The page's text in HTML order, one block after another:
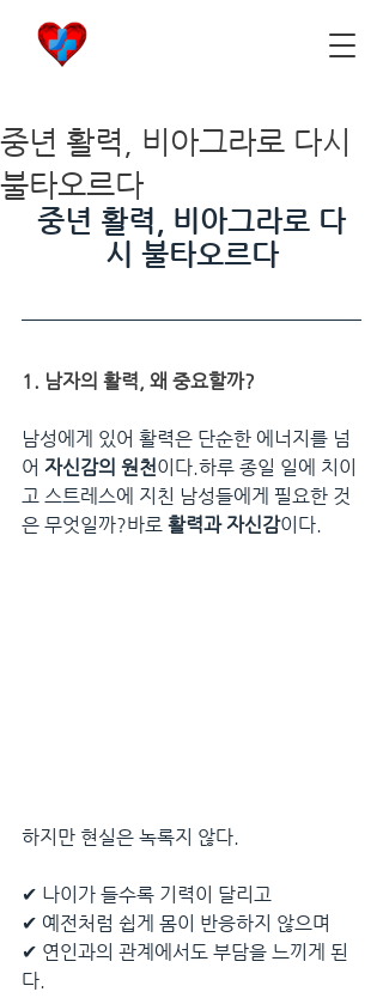
중년 활력, 비아그라로 다시
불타오르다
중년 활력, 비아그라로 다
시 불타오르다
1. 남자의 활력, 왜 중요할까?
남성에게 있어 활력은 단순한 에너지를 넘
어 자신감의 원천이다.하루 종일 일에 치이
고 스트레스에 지친 남성들에게 필요한 것
은 무엇일까?바로 활력과 자신감이다.
하지만 현실은 녹록지 않다.
✔ 나이가 들수록 기력이 달리고
✔ 예전처럼 쉽게 몸이 반응하지 않으며
✔ 연인과의 관계에서도 부담을 느끼게 된
다.